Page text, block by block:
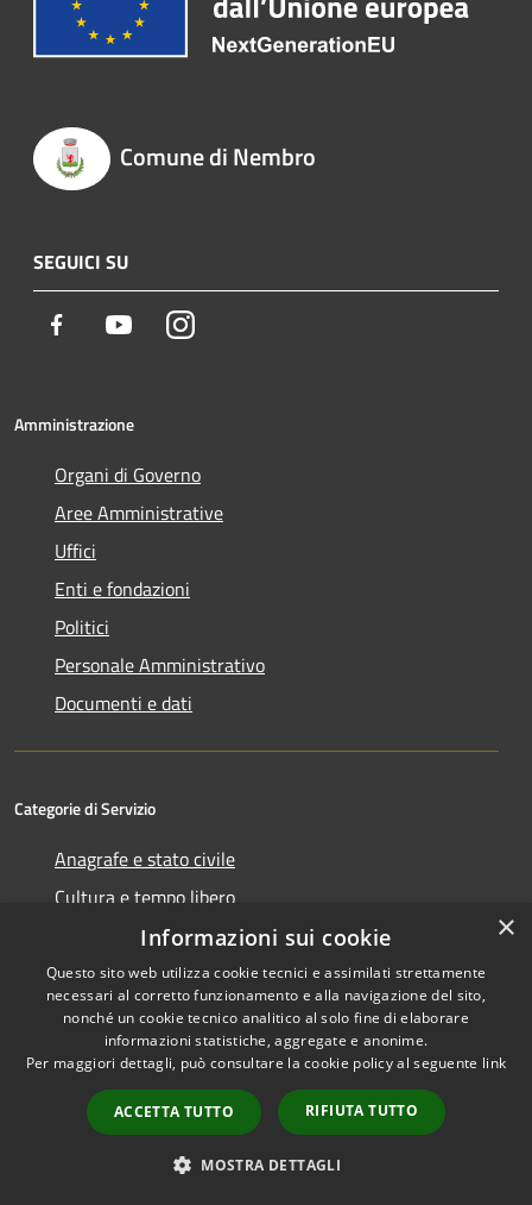
Comune di Nembro
SEGUICI SU
Facebook YoutubeInstagram
Amministrazione
Organi di Governo
Aree Amministrative
Uffici
Enti e fondazioni
Politici
Personale Amministrativo
Documenti e dati
Categorie di Servizio
Anagrafe e stato civile
Cultura e tempo libero
Vita lavorativa
Imprese e Commercio
Appalti pubblici
Catasto e urbanistica
Turismo
Mobilità e trasporti
×
Informazioni sui cookie
Questo sito web utilizza cookie tecnici e assimilati strettamente
necessari al corretto funzionamento e alla navigazione del sito,
nonché un cookie tecnico analitico al solo fine di elaborare
informazioni statistiche, aggregate e anonime.
Per maggiori dettagli, può consultare la cookie policy al seguente link
ACCETTA TUTTO RIFIUTA TUTTO
MOSTRA DETTAGLI